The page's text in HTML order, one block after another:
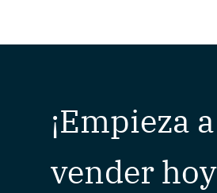
¡Empieza a
vender hoy